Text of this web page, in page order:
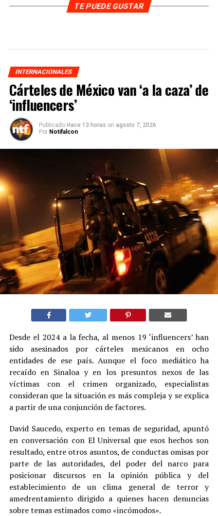
TE PUEDE GUSTAR
INTERNACIONALES
Cárteles de México van ‘a la caza’ de
‘influencers’
Publicado Hace 13 horas on agosto 7, 2026
Por Notifalcon
Desde el 2024 a la fecha, al menos 19 ‘influencers’ han
sido asesinados por cárteles mexicanos en ocho
entidades de ese país. Aunque el foco mediático ha
recaído en Sinaloa y en los presuntos nexos de las
víctimas con el crimen organizado, especialistas
consideran que la situación es más compleja y se explica
a partir de una conjunción de factores.
David Saucedo, experto en temas de seguridad, apuntó
en conversación con El Universal que esos hechos son
resultado, entre otros asuntos, de conductas omisas por
parte de las autoridades, del poder del narco para
posicionar discursos en la opinión pública y del
establecimiento de un clima general de terror y
amedrentamiento dirigido a quienes hacen denuncias
sobre temas estimados como «incómodos».